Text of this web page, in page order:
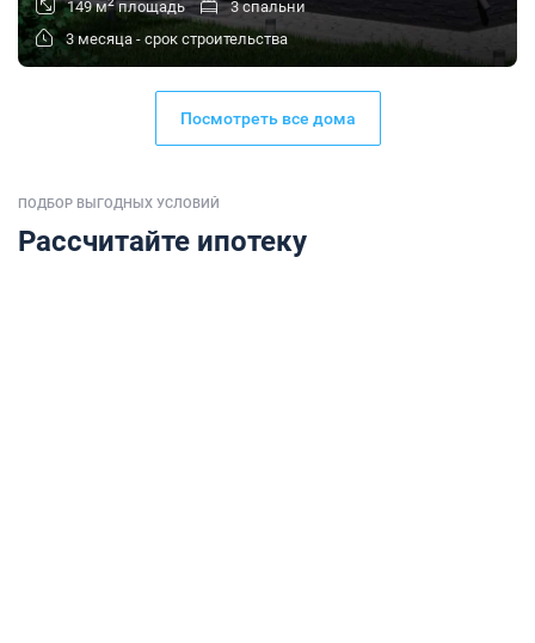
149 м площадь
3 спальни
3 месяца - срок строительства
Посмотреть все дома
ПОДБОР ВЫГОДНЫХ УСЛОВИЙ
Рассчитайте ипотеку